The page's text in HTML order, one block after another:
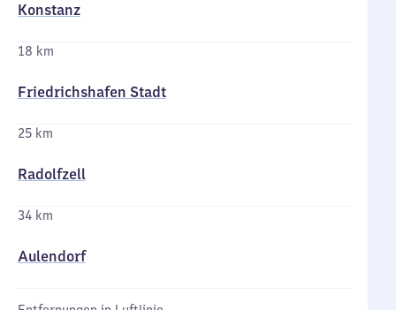
Konstanz
18 km
Friedrichshafen Stadt
25 km
Radolfzell
34 km
Aulendorf